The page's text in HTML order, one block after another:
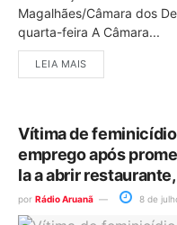
Magalhães/Câmara dos
quarta-feira A Câmara...
LEIA MAIS
Vítima de
emprego após
la a abrir
por Rádio Aruanã 8 de